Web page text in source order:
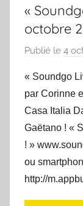
«
octobre
Publié le 4
« Soundgo
par Corinne
Casa Italia
Gaëtano ! «
! »
ou
http://